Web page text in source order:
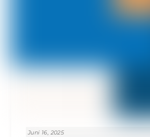
Juni 16, 2025